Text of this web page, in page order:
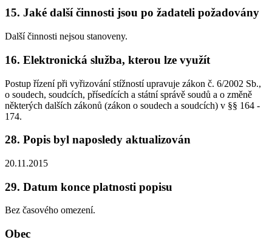
15. Jaké další činnosti jsou po žadateli požadovány
Další činnosti nejsou stanoveny.
16. Elektronická služba, kterou lze využít
Postup řízení při vyřizování stížností upravuje zákon č. 6/2002 Sb.,
o soudech, soudcích, přísedících a státní správě soudů a o změně
některých dalších zákonů (zákon o soudech a soudcích) v §§ 164 -
174.
28. Popis byl naposledy aktualizován
20.11.2015
29. Datum konce platnosti popisu
Bez časového omezení.
Obec